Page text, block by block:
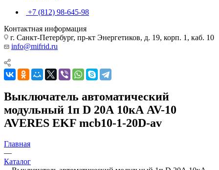
+7 (812) 98-645-98
Контактная информация
г. Санкт-Петербург, пр-кт Энергетиков, д. 19, корп. 1, каб. 10
info@mifrid.ru
Выключатель автоматический
модульный 1п D 20А 10кА AV-10
AVERES EKF mcb10-1-20D-av
Главная
—
Каталог